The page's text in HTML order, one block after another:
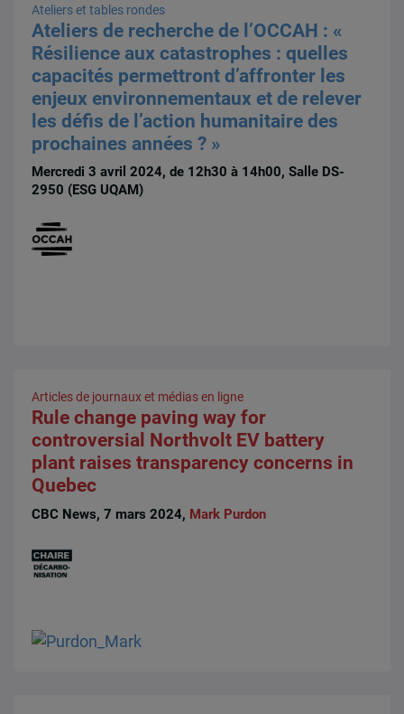
Ateliers et tables rondes
Ateliers de recherche de l’OCCAH : «
Résilience aux catastrophes : quelles
capacités permettront d’affronter les
enjeux environnementaux et de relever
les défis de l’action humanitaire des
prochaines années ? »
Mercredi 3 avril 2024, de 12h30 à 14h00, Salle DS-
2950 (ESG UQAM)
Articles de journaux et médias en ligne
Rule change paving way for
controversial Northvolt EV battery
plant raises transparency concerns in
Quebec
CBC News, 7 mars 2024, Mark Purdon